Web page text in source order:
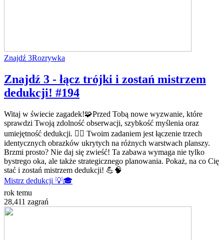
Znajdź 3Rozrywka
Znajdź 3 - łącz trójki i zostań mistrzem
dedukcji! #194
Witaj w świecie zagadek!🧩Przed Tobą nowe wyzwanie, które
sprawdzi Twoją zdolność obserwacji, szybkość myślenia oraz
umiejętność dedukcji. 🕵️‍♂️ Twoim zadaniem jest łączenie trzech
identycznych obrazków ukrytych na różnych warstwach planszy.
Brzmi prosto? Nie daj się zwieść! Ta zabawa wymaga nie tylko
bystrego oka, ale także strategicznego planowania. Pokaż, na co Cię
stać i zostań mistrzem dedukcji! 💪🧠
Mistrz dedukcji 💡🎓
rok temu
28,411 zagrań